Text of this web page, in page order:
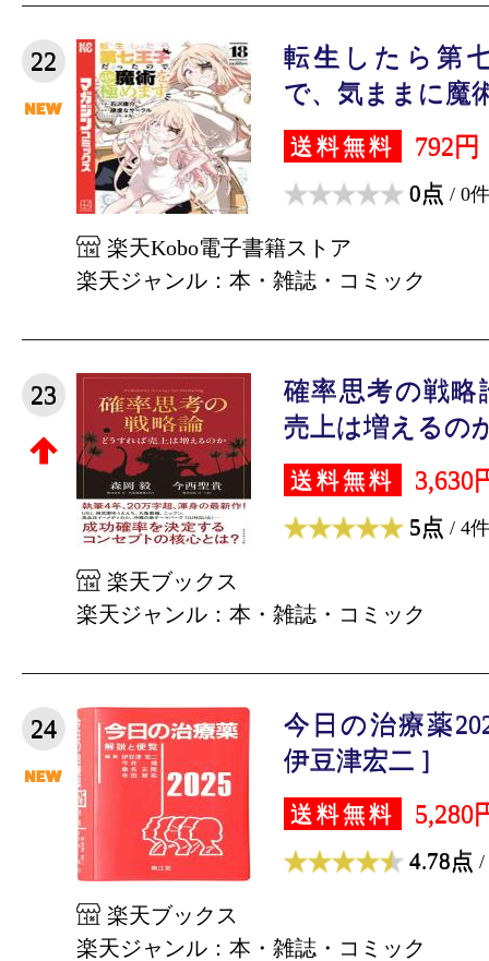
22
転生したら第
で、気ままに魔
送料無料 792円
0点 / 0件
楽天Kobo電子書籍ストア
楽天ジャンル：本・雑誌・コミック
23
確率思考の戦
売上は増えるの
送料無料 3,630
5点 / 4件
楽天ブックス
楽天ジャンル：本・雑誌・コミック
24
今日の治療薬
伊豆津宏二 ]
送料無料 5,280
4.78点 /
楽天ブックス
楽天ジャンル：本・雑誌・コミック